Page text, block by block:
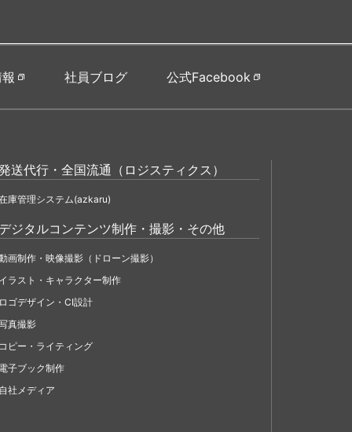
社員ブログ 公式Facebook
送代行・全国流通（ロジスティクス）
庫管理システム(azkaru)
ジタルコンテンツ制作・撮影・その他
画制作・映像撮影（ドローン撮影）
ラスト・キャラクター制作
ゴデザイン・CI設計
真撮影
ピー・ライティング
子ブック制作
社メディア